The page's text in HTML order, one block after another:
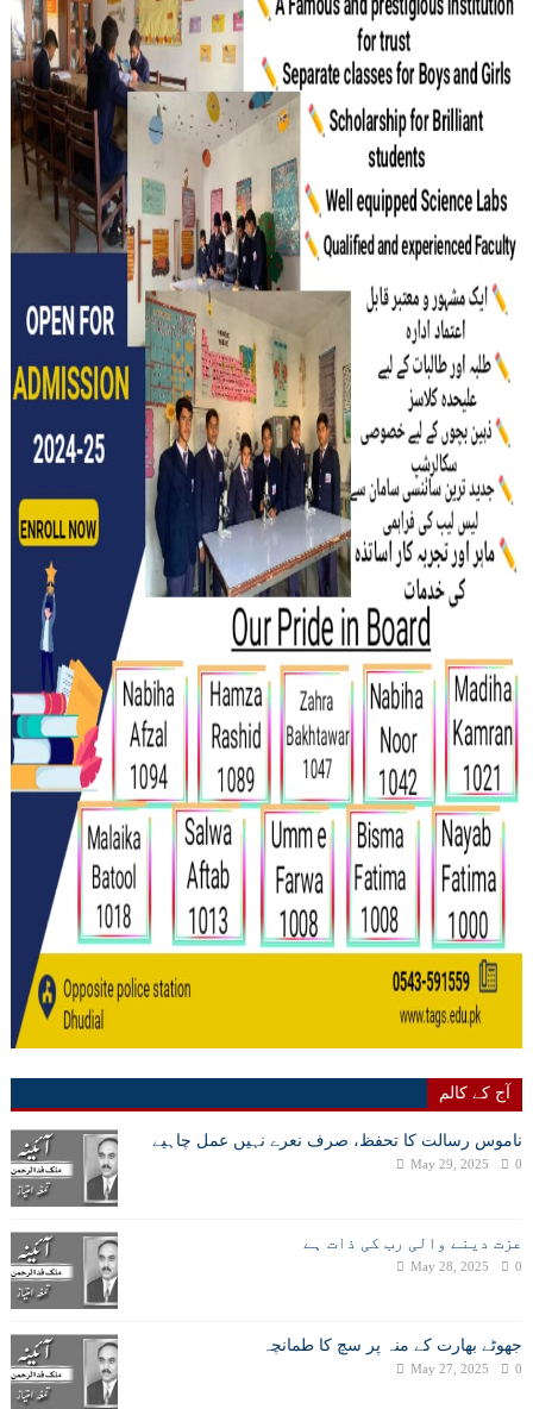
آج کے کالم
ناموس رسالت کا تحفظ، صرف نعرے نہیں عمل چاہیے
May 29, 2025 0
عزت دینے والی رب کی ذات ہے
May 28, 2025 0
جھوٹے بھارت کے منہ پر سچ کا طمانچہ
May 27, 2025 0